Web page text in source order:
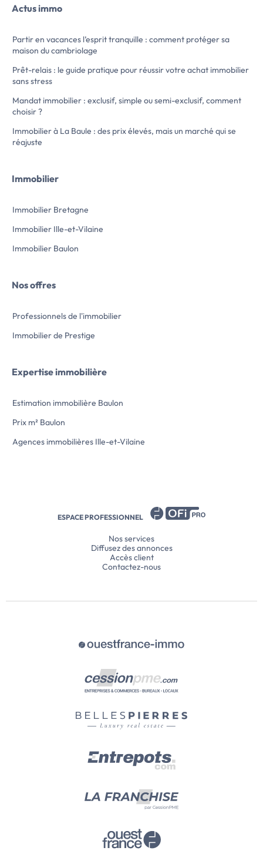
Actus immo
Partir en vacances l’esprit tranquille : comment protéger sa
maison du cambriolage
Prêt-relais : le guide pratique pour réussir votre achat immobilier
sans stress
Mandat immobilier : exclusif, simple ou semi-exclusif, comment
choisir ?
Immobilier à La Baule : des prix élevés, mais un marché qui se
réajuste
Immobilier
Immobilier Bretagne
Immobilier Ille-et-Vilaine
Immobilier Baulon
Nos offres
Professionnels de l'immobilier
Immobilier de Prestige
Expertise immobilière
Estimation immobilière Baulon
Prix m² Baulon
Agences immobilières Ille-et-Vilaine
ESPACE PROFESSIONNEL
Nos services
Diffusez des annonces
Accès client
Contactez-nous